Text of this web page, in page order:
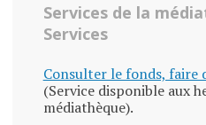
Services de la
Services
Consulter le fonds, faire
(Service disponible aux
médiathèque).